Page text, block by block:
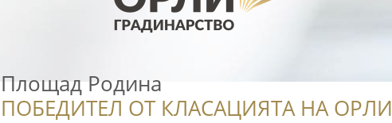
Площад Родина
ПОБЕДИТЕЛ ОТ КЛАСАЦИЯТА НА ОРЛИ